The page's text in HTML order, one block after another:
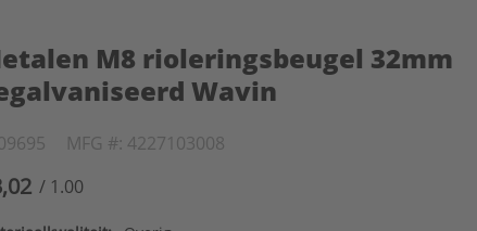
M8 rioleringsbeugel 32mm
Wavin
MFG #: 4227103008
/ 1.00